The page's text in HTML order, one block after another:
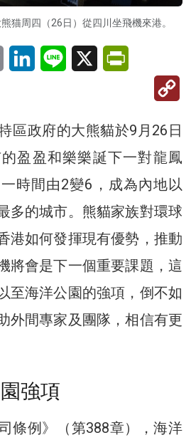
猫周四（26日）從四川坐飛機來港。
Email LinkedInLine X
區政府的大熊貓於9月26日
盈盈和樂樂誕下一對龍鳳
時間由2變6，成為內地以
多的城市。熊貓家族對環球
港如何發揮現有優勢，推動
將會是下一個重要課題，這
至海洋公園的強項，倒不如
外間專家及團隊，相信有更
強項
條例》（第388章），海洋